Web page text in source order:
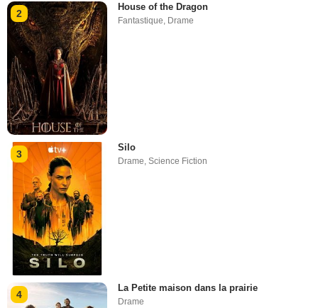
2
House of the Dragon
Fantastique Drame
3
Silo
Drame,Science Fiction
4
La Petite maison dans la prairie
Drame